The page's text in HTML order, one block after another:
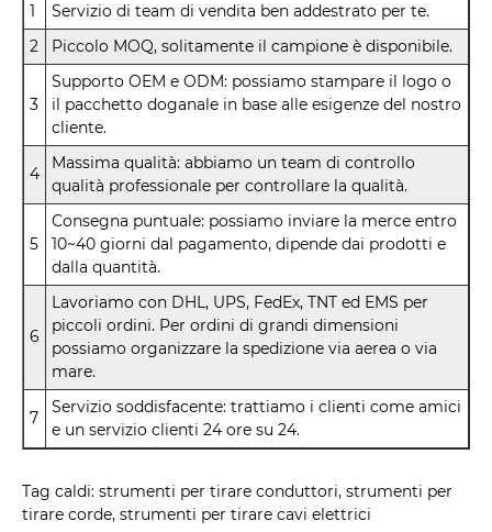
1
Servizio di team di vendita ben addestrato per te.
2
Piccolo MOQ, solitamente il campione è disponibile.
3
Supporto OEM e ODM: possiamo stampare il logo o
il pacchetto doganale in base alle esigenze del nostro
cliente.
4
Massima qualità: abbiamo un team di controllo
qualità professionale per controllare la qualità.
5
Consegna puntuale: possiamo inviare la merce entro
10~40 giorni dal pagamento, dipende dai prodotti e
dalla quantità.
6
Lavoriamo con DHL, UPS, FedEx, TNT ed EMS per
piccoli ordini. Per ordini di grandi dimensioni
possiamo organizzare la spedizione via aerea o via
mare.
7
Servizio soddisfacente: trattiamo i clienti come amici
e un servizio clienti 24 ore su 24.
Tag caldi: strumenti per tirare conduttori, strumenti per
tirare corde, strumenti per tirare cavi elettrici